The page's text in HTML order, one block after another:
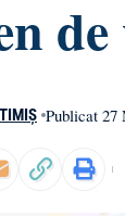
Publicat 27